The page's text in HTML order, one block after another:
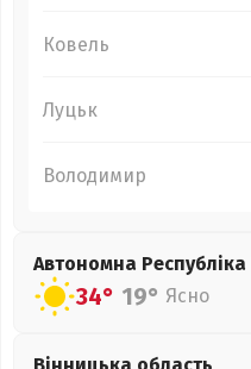
Ковель
Луцьк
Володимир
Автономна
34° 19° Ясно